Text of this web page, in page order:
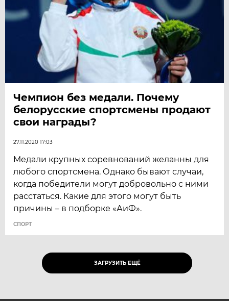
Чемпион без медали. Почему
белорусские спортсмены продают
свои награды?
27.11.2020 17:03
Медали крупных соревнований желанны для
любого спортсмена. Однако бывают случаи,
когда победители могут добровольно с ними
расстаться. Какие для этого могут быть
причины – в подборке «АиФ».
СПОРТ
ЗАГРУЗИТЬ ЕЩЁ